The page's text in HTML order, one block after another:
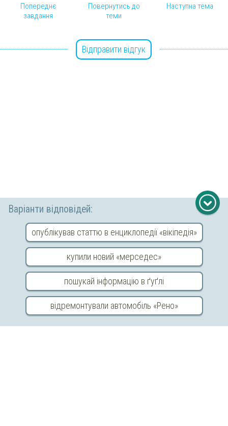
Варіанти відповідей:
опублікував статтю в енциклопедії «вікіпедія»
купили новий «мерседес»
пошукай інформацію в ґуґлі
відремонтували автомобіль «Рено»
Попереднє
завдання
Повернутись до
теми
Наступна тема
Відправити відгук
Copyright © 2026 «МійКлас»